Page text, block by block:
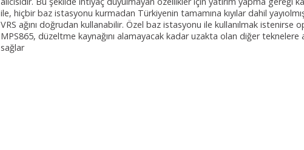
ile, hiçbir baz istasyonu kurmadan Türkiyenin tamamına kıyılar dahil
VRS ağını doğrudan kullanabilir. Özel baz istasyonu ile kullanılmak
MPS865, düzeltme kaynağını alamayacak kadar uzakta olan diğer teknelere
sağlar